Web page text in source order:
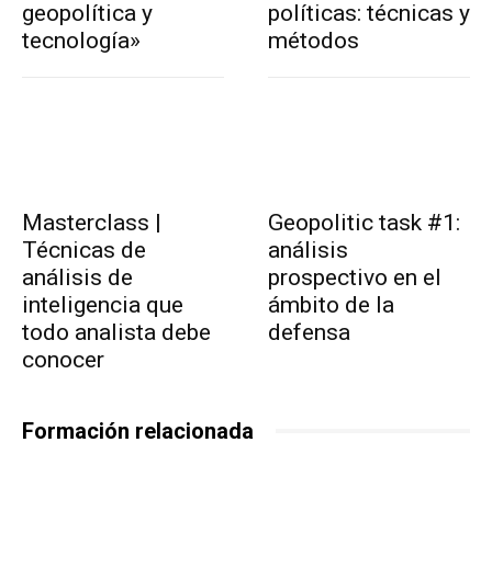
geopolítica y
tecnología»
políticas: técnicas y
métodos
Masterclass |
Técnicas de
análisis de
inteligencia que
todo analista debe
conocer
Geopolitic task #1:
análisis
prospectivo en el
ámbito de la
defensa
Formación relacionada